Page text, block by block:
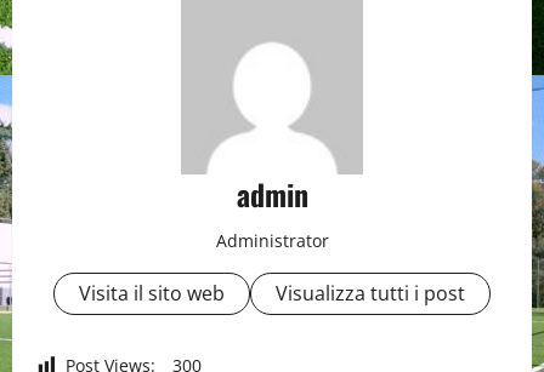
admin
Administrator
Visita il sito web Visualizza tutti i post
Post Views: 300